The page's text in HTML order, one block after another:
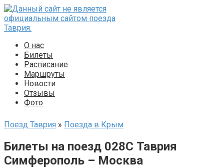
Перейти
к
контенту
О нас
Билеты
Расписание
Маршруты
Новости
Отзывы
Фото
Поезд Таврия » Поезда в Крым
Билеты на поезд 028С Таврия
Симферополь – Москва